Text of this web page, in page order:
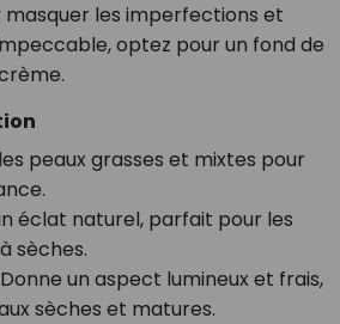
masquer les imperfections et
optez pour un fond de
peaux grasses et mixtes pour
éclat naturel, parfait pour les
sèches.
un aspect lumineux et frais,
sèches et matures.